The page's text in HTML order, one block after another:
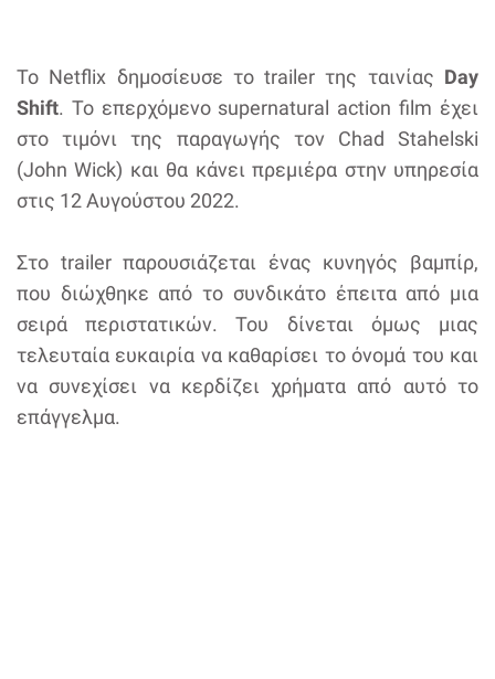
To Netflix δημοσίευσε το trailer της ταινίας Day
Shift. Το επερχόμενο supernatural action film έχει
στο τιμόνι της παραγωγής τον Chad Stahelski
(John Wick) και θα κάνει πρεμιέρα στην υπηρεσία
στις 12 Αυγούστου 2022.
Στο trailer παρουσιάζεται ένας κυνηγός βαμπίρ,
που διώχθηκε από το συνδικάτο έπειτα από μια
σειρά περιστατικών. Του δίνεται όμως μιας
τελευταία ευκαιρία να καθαρίσει το όνομά του και
να συνεχίσει να κερδίζει χρήματα από αυτό το
επάγγελμα.